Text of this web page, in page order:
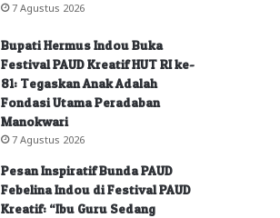
7 Agustus 2026
Bupati Hermus Indou Buka
Festival PAUD Kreatif HUT RI ke-
81: Tegaskan Anak Adalah
Fondasi Utama Peradaban
Manokwari
7 Agustus 2026
Pesan Inspiratif Bunda PAUD
Febelina Indou di Festival PAUD
Kreatif: “Ibu Guru Sedang